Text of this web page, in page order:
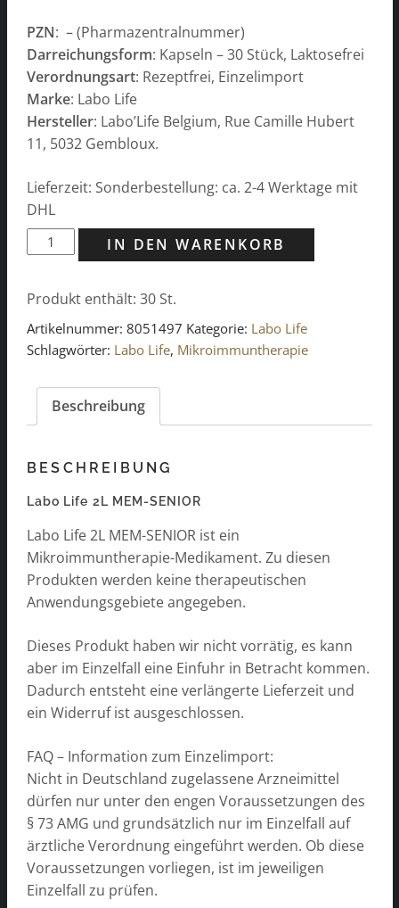
PZN: – (Pharmazentralnummer)
Darreichungsform: Kapseln – 30 Stück, Laktosefrei
Verordnungsart: Rezeptfrei, Einzelimport
Marke: Labo Life
Hersteller: Labo’Life Belgium, Rue Camille Hubert
11, 5032 Gembloux.
Lieferzeit: Sonderbestellung: ca. 2-4 Werktage mit
DHL
Labo
Life
MEM-
SENIOR
Kapseln
St.
Menge
IN DEN WARENKORB
Produkt enthält: 30 St.
Artikelnummer: 8051497 Kategorie: Labo Life
Schlagwörter: Labo Life, Mikroimmuntherapie
Beschreibung
BESCHREIBUNG
Labo Life 2L MEM-SENIOR
Labo Life 2L MEM-SENIOR ist ein
Mikroimmuntherapie-Medikament. Zu diesen
Produkten werden keine therapeutischen
Anwendungsgebiete angegeben.
Dieses Produkt haben wir nicht vorrätig, es kann
aber im Einzelfall eine Einfuhr in Betracht kommen.
Dadurch entsteht eine verlängerte Lieferzeit und
ein Widerruf ist ausgeschlossen.
FAQ – Information zum Einzelimport:
Nicht in Deutschland zugelassene Arzneimittel
dürfen nur unter den engen Voraussetzungen des
§ 73 AMG und grundsätzlich nur im Einzelfall auf
ärztliche Verordnung eingeführt werden. Ob diese
Voraussetzungen vorliegen, ist im jeweiligen
Einzelfall zu prüfen.